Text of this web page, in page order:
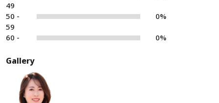
49
50 -
59
0%
60 - 0%
Gallery